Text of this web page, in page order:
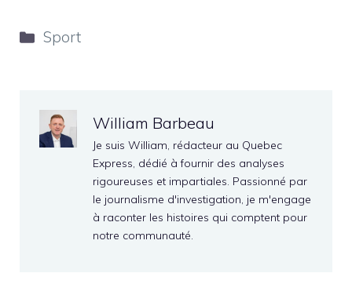
Catégories
Sport
William Barbeau
Je suis William, rédacteur au Quebec
Express, dédié à fournir des analyses
rigoureuses et impartiales. Passionné par
le journalisme d'investigation, je m'engage
à raconter les histoires qui comptent pour
notre communauté.